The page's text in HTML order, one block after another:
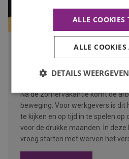
Is jouw organisatie klaar voor
zorg je dat je op tijd de juiste
Publicatiedatum 7 augustus 2026
Na de zomervakantie komt de
beweging. Voor werkgevers is
te kijken en op tijd in te spelen
voor de drukke maanden. In
vroeg starten met werven het
ALLE COOKIES
ALLE
DETAILS WEERGEVEN